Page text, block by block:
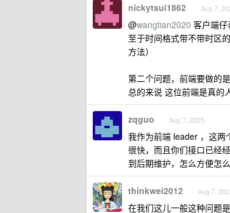
nickytsui1862 Aug 7,
@wangtian2020 客户端
至于时间格式带不带时区
方法）
第二个问题，前端要做的
总的来说 这位前端是真的
zqguo Aug 7, 2025
我作为前端 leader ，这两
很快，而且你们接口已经
到后期维护，怎么方便怎
thinkwei2012 Aug 7,
在我们这儿一般这种问题